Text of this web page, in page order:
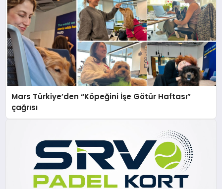
Mars Türkiye’den “Köpeğini İşe Götür Haftası”
çağrısı